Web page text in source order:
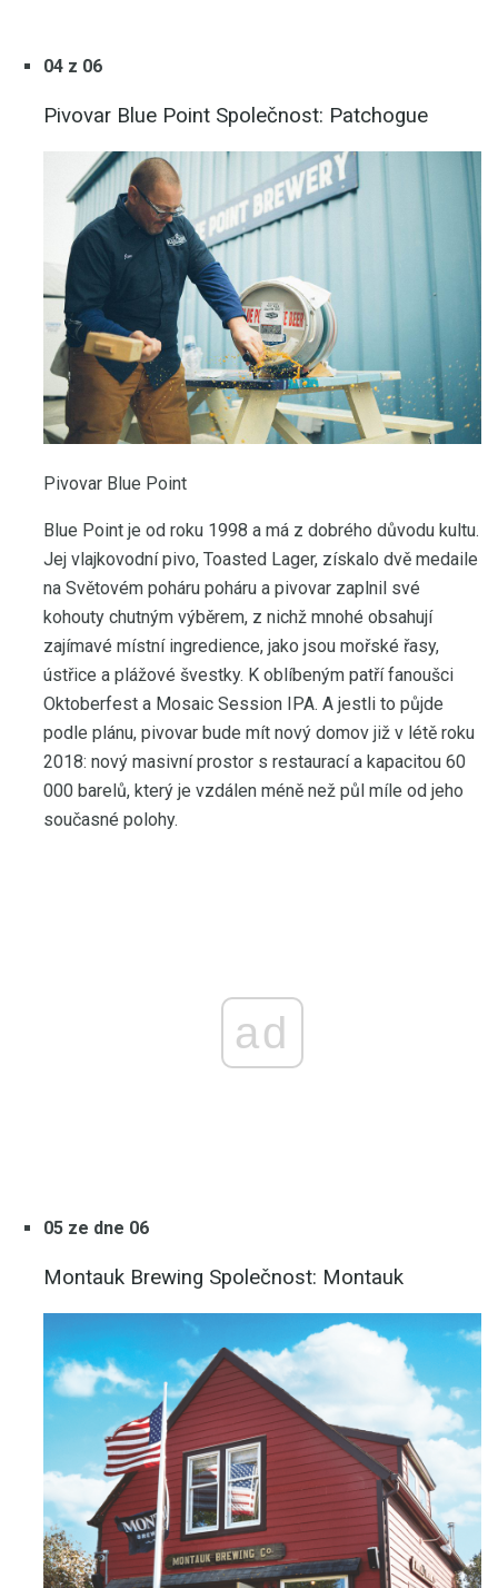
04 z 06
Pivovar Blue Point Společnost: Patchogue
Pivovar Blue Point
Blue Point je od roku 1998 a má z dobrého důvodu kultu.
Jej vlajkovodní pivo, Toasted Lager, získalo dvě medaile
na Světovém poháru poháru a pivovar zaplnil své
kohouty chutným výběrem, z nichž mnohé obsahují
zajímavé místní ingredience, jako jsou mořské řasy,
ústřice a plážové švestky. K oblíbeným patří fanoušci
Oktoberfest a Mosaic Session IPA. A jestli to půjde
podle plánu, pivovar bude mít nový domov již v létě roku
2018: nový masivní prostor s restaurací a kapacitou 60
000 barelů, který je vzdálen méně než půl míle od jeho
současné polohy.
ad
05 ze dne 06
Montauk Brewing Společnost: Montauk